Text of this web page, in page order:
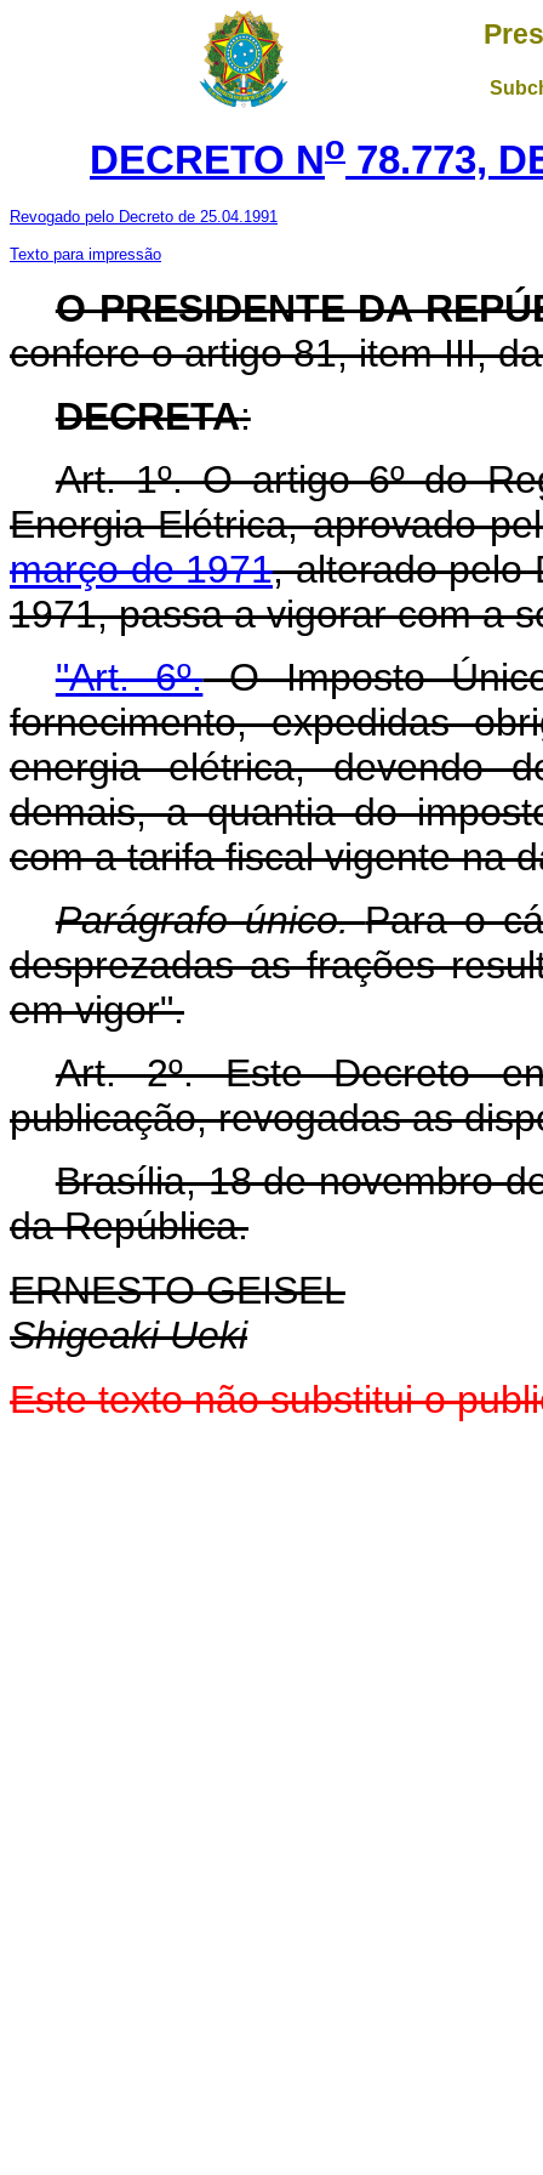
DECRETO No 78.773,
Revogado pelo Decreto de 25.04.1991
Texto para impressão
O PRESIDENTE DA
confere o artigo 81, item III,
DECRETA:
Art. 1º. O artigo 6º do
Energia Elétrica, aprovado
março de 1971, alterado pelo
1971, passa a vigorar com a
"Art. 6º.O Imposto
fornecimento, expedidas
energia elétrica, devendo
demais, a quantia do
com a tarifa fiscal vigente na
Parágrafo único.Para o
desprezadas as frações
em vigor".
Art. 2º. Este Decreto
publicação, revogadas as
Brasília, 18 de novembro
da República.
ERNESTO GEISEL
Shigeaki Ueki
Este texto não substitui o